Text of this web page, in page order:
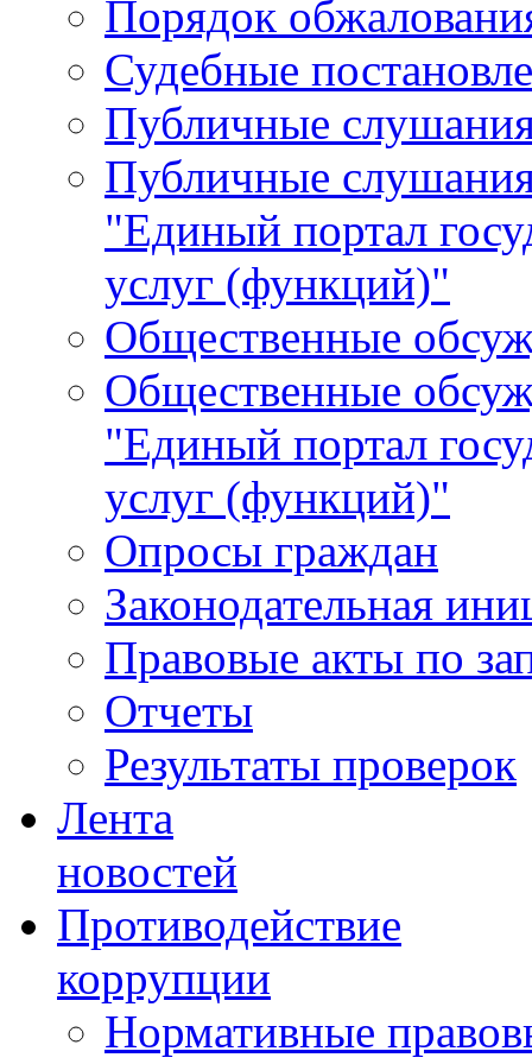
Порядок
Судебные
Публичные
Публичные
"Единый портал
услуг (функций)"
Общественные
Общественные
"Единый портал
услуг (функций)"
Опросы граждан
Законодательная
Правовые акты по
Отчеты
Результаты проверок
Лента
новостей
Противодействие
коррупции
Нормативные